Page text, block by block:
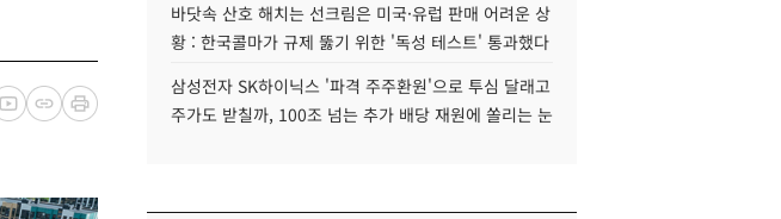
바닷속 산호 해치는 선크림은 미국·유럽 판매 어려운 상
황 : 한국콜마가 규제 뚫기 위한 '독성 테스트' 통과했다
삼성전자 SK하이닉스 '파격 주주환원'으로 투심 달래고
주가도 받칠까, 100조 넘는 추가 배당 재원에 쏠리는 눈